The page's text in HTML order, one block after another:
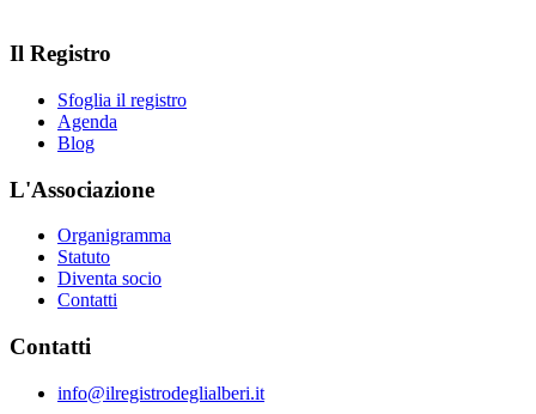
Il Registro
Sfoglia il registro
Agenda
Blog
L'Associazione
Organigramma
Statuto
Diventa socio
Contatti
Contatti
info@ilregistrodeglialberi.it